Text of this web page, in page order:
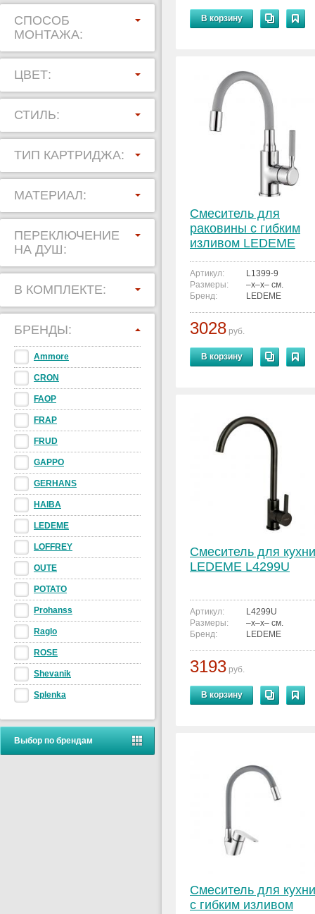
СПОСОБ
МОНТАЖА:
ЦВЕТ:
СТИЛЬ:
ТИП КАРТРИДЖА:
МАТЕРИАЛ:
ПЕРЕКЛЮЧЕНИЕ
НА ДУШ:
В КОМПЛЕКТЕ:
БРЕНДЫ:
Ammore
CRON
FAOP
FRAP
FRUD
GAPPO
GERHANS
HAIBA
LEDEME
LOFFREY
OUTE
POTATO
Prohanss
Raglo
ROSE
Shevanik
Splenka
Выбор по брендам
В корзину
Смеситель для
раковины с гибким
изливом LEDEME
L1399-9
Артикул:
L1399-9
Размеры:
–x–x– см.
Бренд:
LEDEME
3028 руб.
В корзину
Смеситель для кухни
LEDEME L4299U
Артикул:
L4299U
Размеры:
–x–x– см.
Бренд:
LEDEME
3193 руб.
В корзину
Смеситель для кухни
с гибким изливом